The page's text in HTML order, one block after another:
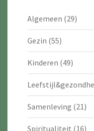
Algemeen (29)
Gezin (55)
Kinderen (49)
Samenleving (21)
Spiritualiteit (16)